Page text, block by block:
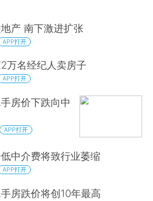
产 南下激进扩张
APP打开
万名经纪人卖房子
APP打开
房价下跌向中
APP打开
中介费将致行业萎缩
APP打开
房跌价将创10年最高